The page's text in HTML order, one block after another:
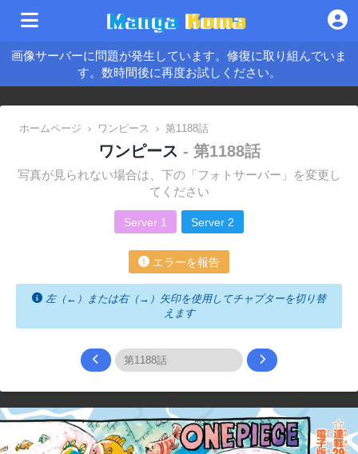
画像サーバーに問題が発生しています。修復に取り組んでいま
す。数時間後に再度お試しください。
ホームページ › ワンピース › 第1188話
ワンピース - 第1188話
写真が見られない場合は、下の「フォトサーバー」を変更し
てください
Server 1 Server 2
エラーを報告
左（←）または右（→）矢印を使用してチャプターを切り替
えます